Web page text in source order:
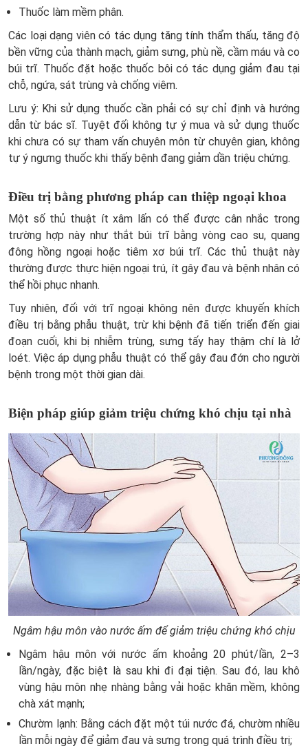
Thuốc làm mềm phân.
Các loại dạng viên có tác dụng tăng tính thẩm thấu, tăng độ
bền vững của thành mạch, giảm sưng, phù nề, cầm máu và co
búi trĩ. Thuốc đặt hoặc thuốc bôi có tác dụng giảm đau tại
chỗ, ngứa, sát trùng và chống viêm.
Lưu ý: Khi sử dụng thuốc cần phải có sự chỉ định và hướng
dẫn từ bác sĩ. Tuyệt đối không tự ý mua và sử dụng thuốc
khi chưa có sự tham vấn chuyên môn từ chuyên gian, không
tự ý ngưng thuốc khi thấy bệnh đang giảm dần triệu chứng.
Điều trị bằng phương pháp can thiệp ngoại khoa
Một số thủ thuật ít xâm lấn có thể được cân nhắc trong
trường hợp này như thắt búi trĩ bằng vòng cao su, quang
đông hồng ngoại hoặc tiêm xơ búi trĩ. Các thủ thuật này
thường được thực hiện ngoại trú, ít gây đau và bệnh nhân có
thể hồi phục nhanh.
Tuy nhiên, đối với trĩ ngoại không nên được khuyến khích
điều trị bằng phẫu thuật, trừ khi bệnh đã tiến triển đến giai
đoạn cuối, khi bị nhiễm trùng, sưng tấy hay thậm chí là lở
loét. Việc áp dụng phẫu thuật có thể gây đau đớn cho người
bệnh trong một thời gian dài.
Biện pháp giúp giảm triệu chứng khó chịu tại nhà
Ngâm hậu môn vào nước ấm để giảm triệu chứng khó chịu
Ngâm hậu môn với nước ấm khoảng 20 phút/lần, 2–3
lần/ngày, đặc biệt là sau khi đi đại tiện. Sau đó, lau khô
vùng hậu môn nhẹ nhàng bằng vải hoặc khăn mềm, không
chà xát mạnh;
Chườm lạnh: Bằng cách đặt một túi nước đá, chườm nhiều
lần mỗi ngày để giảm đau và sưng trong quá trình điều trị;